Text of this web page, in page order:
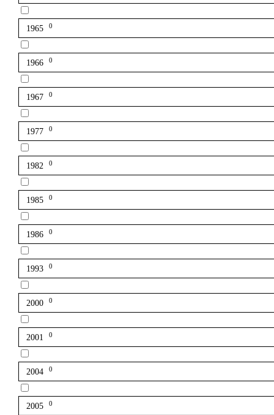
1965 0
1966 0
1967 0
1977 0
1982 0
1985 0
1986 0
1993 0
2000 0
2001 0
2004 0
2005 0